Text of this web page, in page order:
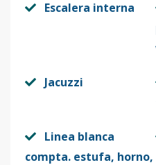
Escalera interna
Jacuzzi
Linea blanca
compta. estufa, horno,